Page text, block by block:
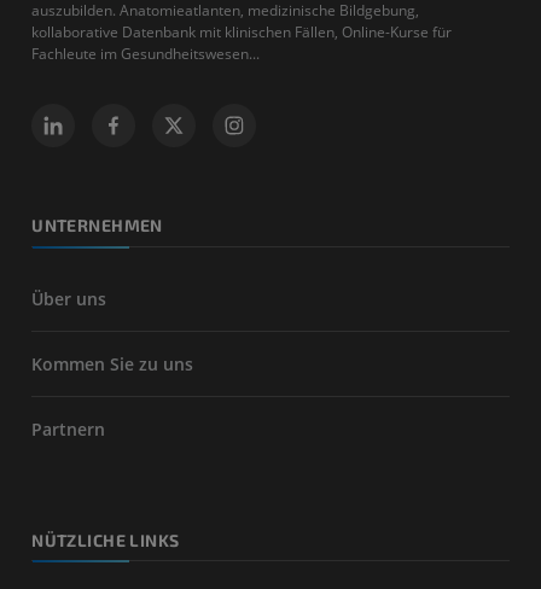
auszubilden. Anatomieatlanten, medizinische Bildgebung,
kollaborative Datenbank mit klinischen Fällen, Online-Kurse für
Fachleute im Gesundheitswesen...
UNTERNEHMEN
Über uns
Kommen Sie zu uns
Partnern
NÜTZLICHE LINKS